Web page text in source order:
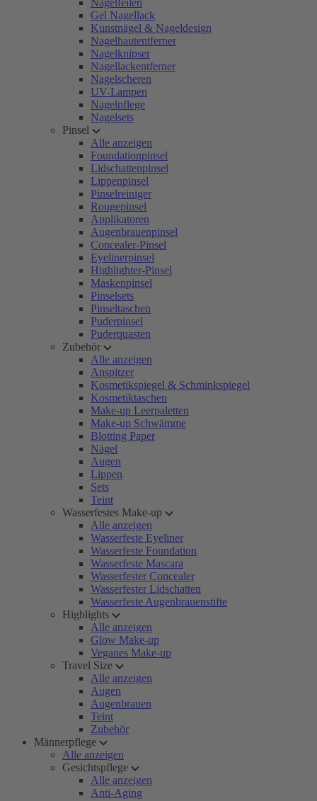
Nagelfeilen
Gel Nagellack
Kunstnägel & Nageldesign
Nagelhautentferner
Nagelknipser
Nagellackentferner
Nagelscheren
UV-Lampen
Nagelpflege
Nagelsets
Pinsel
Alle anzeigen
Foundationpinsel
Lidschattenpinsel
Lippenpinsel
Pinselreiniger
Rougepinsel
Applikatoren
Augenbrauenpinsel
Concealer-Pinsel
Eyelinerpinsel
Highlighter-Pinsel
Maskenpinsel
Pinselsets
Pinseltaschen
Puderpinsel
Puderquasten
Zubehör
Alle anzeigen
Anspitzer
Kosmetikspiegel & Schminkspiegel
Kosmetiktaschen
Make-up Leerpaletten
Make-up Schwämme
Blotting Paper
Nägel
Augen
Lippen
Sets
Teint
Wasserfestes Make-up
Alle anzeigen
Wasserfeste Eyeliner
Wasserfeste Foundation
Wasserfeste Mascara
Wasserfester Concealer
Wasserfester Lidschatten
Wasserfeste Augenbrauenstifte
Highlights
Alle anzeigen
Glow Make-up
Veganes Make-up
Travel Size
Alle anzeigen
Augen
Augenbrauen
Teint
Zubehör
Männerpflege
Alle anzeigen
Gesichtspflege
Alle anzeigen
Anti-Aging